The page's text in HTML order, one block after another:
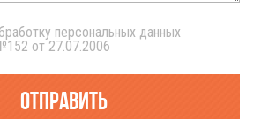
персональных данных
от 27.07.2006
Отправить